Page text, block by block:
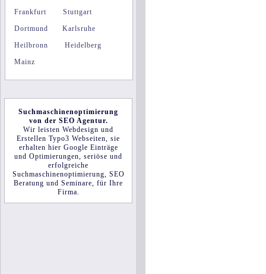
Frankfurt
Stuttgart
Dortmund
Karlsruhe
Heilbronn
Heidelberg
Mainz
Suchmaschinenoptimierung
von der SEO Agentur.
Wir leisten Webdesign und
Erstellen Typo3 Webseiten , sie
erhalten hier Google Einträge
und Optimierungen, seriöse und
erfolgreiche
Suchmaschinenoptimierung
SEO
Beratung und Seminare , für Ihre
Firma